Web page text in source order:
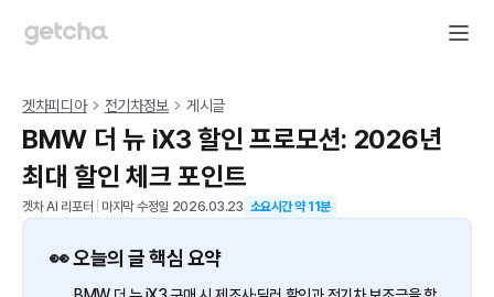
겟차피디아 전기차정보 게시글
BMW 더 뉴 iX3 할인 프로모션: 2026년
최대 할인 체크 포인트
겟차 AI 리포터 마지막 수정일 2026.03.23 소요시간 약11분
👀 오늘의 글 핵심 요약